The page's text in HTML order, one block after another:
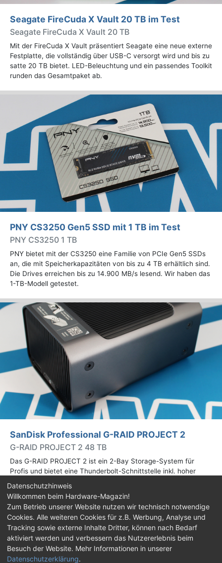
Seagate FireCuda X Vault 20 TB im Test
Seagate FireCuda X Vault 20 TB
Mit der FireCuda X Vault präsentiert Seagate eine neue externe
Festplatte, die vollständig über USB-C versorgt wird und bis zu
satte 20 TB bietet. LED-Beleuchtung und ein passendes Toolkit
runden das Gesamtpaket ab.
PNY CS3250 Gen5 SSD mit 1 TB im Test
PNY CS3250 1 TB
PNY bietet mit der CS3250 eine Familie von PCIe Gen5 SSDs
an, die mit Speicherkapazitäten von bis zu 4 TB erhältlich sind.
Die Drives erreichen bis zu 14.900 MB/s lesend. Wir haben das
1-TB-Modell getestet.
SanDisk Professional G-RAID PROJECT 2
G-RAID PROJECT 2 48 TB
Das G-RAID PROJECT 2 ist ein 2-Bay Storage-System für
Profis und bietet eine Thunderbolt-Schnittstelle inkl. hoher
Impressum |Kontakt|Jobs |Datenschutz|
Consent‑Einstellungen|Haftungsausschluss
Feed Facebook YouTube
Datenschutzhinweis
Willkommen beim Hardware-Magazin!
Zum Betrieb unserer Website nutzen wir technisch notwendige
Cookies. Alle weiteren Cookies für z.B. Werbung, Analyse und
Tracking sowie externe Inhalte Dritter, können nach Bedarf
aktiviert werden und verbessern das Nutzererlebnis beim
Besuch der Website. Mehr Informationen in unserer
Datenschutzerklärung.